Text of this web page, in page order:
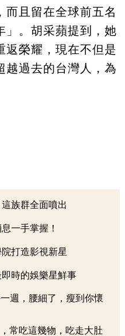
而且留在全球前五名
」。胡采蘋提到，她
返榮耀，現在不但是
越過去的台灣人，為
族群全面噴出
一手掌握！
打造影視新星
時的娛樂星鮮事
週，腰細了，瘦到你懷
常吃這幾物，吃走大肚